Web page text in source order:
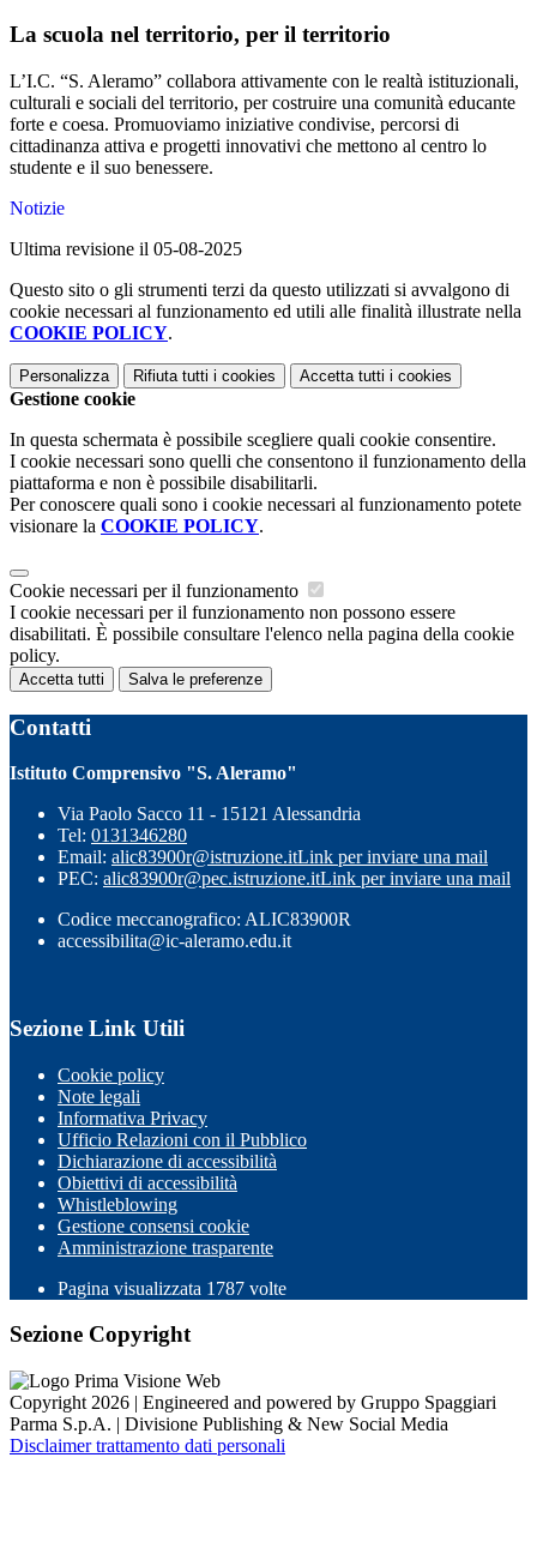
La scuola nel territorio, per il territorio
L’I.C. “S. Aleramo” collabora attivamente con le realtà istituzionali,
culturali e sociali del territorio, per costruire una comunità educante
forte e coesa. Promuoviamo iniziative condivise, percorsi di
cittadinanza attiva e progetti innovativi che mettono al centro lo
studente e il suo benessere.
Notizie
Ultima revisione il 05-08-2025
Questo sito o gli strumenti terzi da questo utilizzati si avvalgono di
cookie necessari al funzionamento ed utili alle finalità illustrate nella
COOKIE POLICY.
Personalizza Rifiuta tutti i cookies Accetta tutti i cookies
Gestione cookie
In questa schermata è possibile scegliere quali cookie consentire.
I cookie necessari sono quelli che consentono il funzionamento della
piattaforma e non è possibile disabilitarli.
Per conoscere quali sono i cookie necessari al funzionamento potete
visionare la COOKIE POLICY.
Cookie necessari per il funzionamento
I cookie necessari per il funzionamento non possono essere
disabilitati. È possibile consultare l'elenco nella pagina della cookie
policy.
Accetta tutti Salva le preferenze
Contatti
Istituto Comprensivo "S. Aleramo"
Via Paolo Sacco 11 - 15121 Alessandria
Tel: 0131346280
Email: alic83900r@istruzione.itLink per inviare una mail
PEC: alic83900r@pec.istruzione.itLink per inviare una mail
Codice meccanografico: ALIC83900R
accessibilita@ic-aleramo.edu.it
Sezione Link Utili
Cookie policy
Note legali
Informativa Privacy
Ufficio Relazioni con il Pubblico
Dichiarazione di accessibilità
Obiettivi di accessibilità
Whistleblowing
Gestione consensi cookie
Amministrazione trasparente
Pagina visualizzata 1787 volte
Sezione Copyright
Copyright 2026 | Engineered and powered by Gruppo Spaggiari
Parma S.p.A. | Divisione Publishing & New Social Media
Disclaimer trattamento dati personali